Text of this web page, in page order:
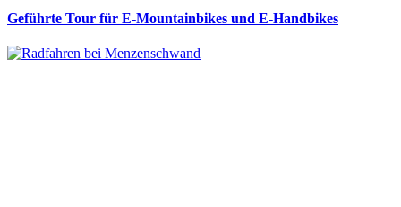
Geführte Tour für E-Mountainbikes und E-Handbikes